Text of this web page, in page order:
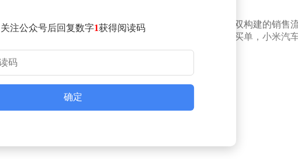
考验。
钢带来的标准化生产方法和供应链微操能力，与孔艳双构建的销售
型的阵痛已然显现——当市场不再为"跨界造车"的故事买单，小米汽
关注公众号后回复数字1获得阅读码
确定